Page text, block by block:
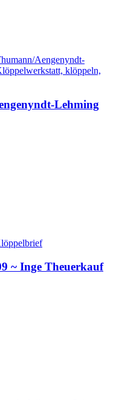
Lehming
~ Inge Theuerkauf